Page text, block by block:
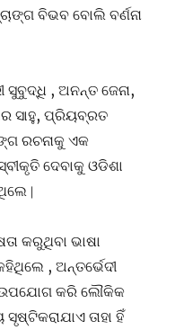
ବିଭବ ବୋଲି ବର୍ଣନା
, ଅନନ୍ତ ଜେନା,
ସାହୁ, ପ୍ରିୟବ୍ରତ
ରଚନାକୁ ଏକ
ଦେବାକୁ ଓଡିଶା
∣
କରୁଥିବା ଭାଷା
, ଅନ୍ତର୍ଭେଦୀ
ଉପଯୋଗ କରି ଲୌକିକ
ସୃଷ୍ଟିକରାଯାଏ ତାହା ହିଁ